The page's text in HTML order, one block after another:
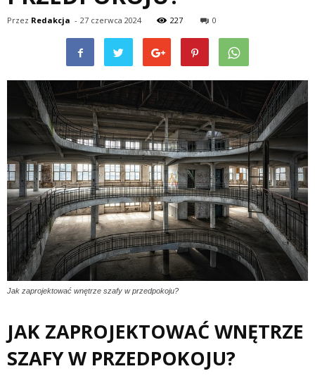
Przez Redakcja - 27 czerwca 2024 227 0
Jak zaprojektować wnętrze szafy w przedpokoju?
JAK ZAPROJEKTOWAĆ WNĘTRZE
SZAFY W PRZEDPOKOJU?